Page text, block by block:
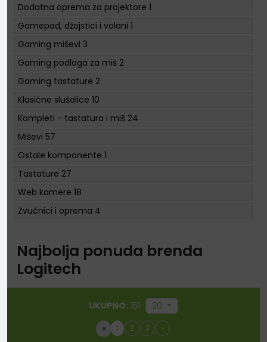
Dodatna oprema za projektore 1
Gamepad, džojstici i volani 1
Gaming miševi 3
Gaming podloga za miš 2
Gaming tastature 2
Klasične slušalice 10
Kompleti - tastatura i miš 24
Miševi 57
Ostale komponente 1
Tastature 27
Web kamere 18
Zvučnici i oprema 4
Najbolja ponuda brenda
Logitech
UKUPNO: 151 20
« 1 2 3 »